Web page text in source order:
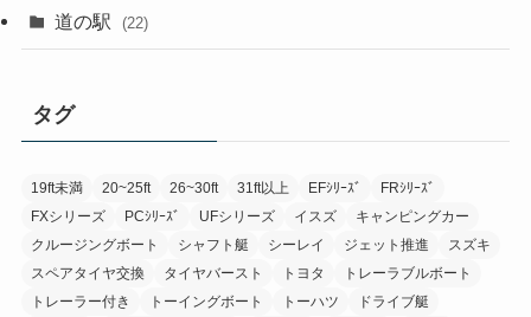
道の駅 (22)
タグ
19ft未満 20~25ft 26~30ft 31ft以上 EFｼﾘｰｽﾞ
FRｼﾘｰｽﾞ
FXシリーズ
PCｼﾘｰｽﾞ UFシリーズ イスズ
キャンピングカー
クルージングボート
シャフト艇 シーレイ ジェット推進
スズキ
スペアタイヤ交換
タイヤバースト トヨタ
トレーラブルボート
トレーラー付き
トーイングボート トーハツ
ドライブ艇